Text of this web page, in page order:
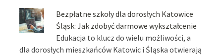
Bezpłatne szkoły dla dorosłych Katowice
Śląsk: Jak zdobyć darmowe wykształcenie
Edukacja to klucz do wielu możliwości, a
dla dorosłych mieszkańców Katowic i Śląska otwierają